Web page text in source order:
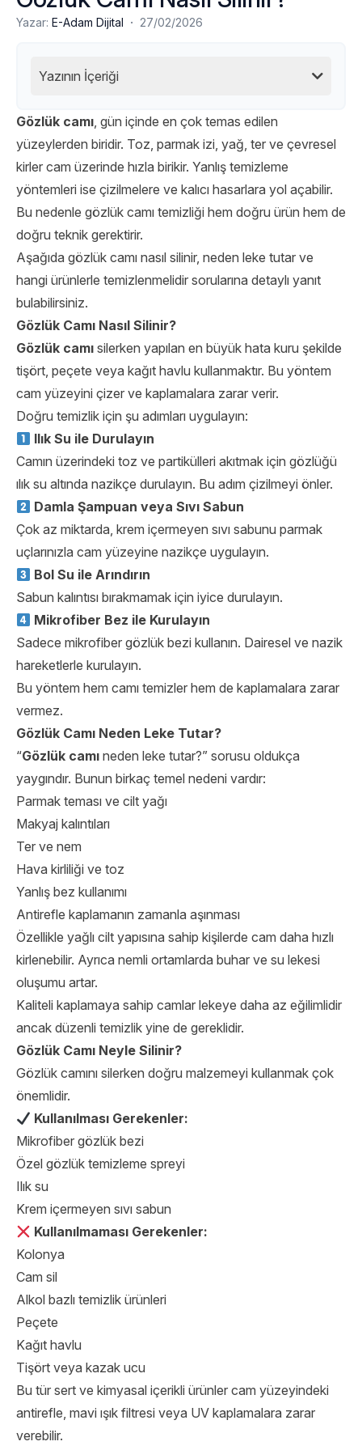
Yazar: E-Adam Dijital · 27/02/2026
Yazının İçeriği
Gözlük camı, gün içinde en çok temas edilen
yüzeylerden biridir. Toz, parmak izi, yağ, ter ve çevresel
kirler cam üzerinde hızla birikir. Yanlış temizleme
yöntemleri ise çizilmelere ve kalıcı hasarlara yol açabilir.
Bu nedenle gözlük camı temizliği hem doğru ürün hem de
doğru teknik gerektirir.
Aşağıda gözlük camı nasıl silinir, neden leke tutar ve
hangi ürünlerle temizlenmelidir sorularına detaylı yanıt
bulabilirsiniz.
Gözlük Camı Nasıl Silinir?
Gözlük camı silerken yapılan en büyük hata kuru şekilde
tişört, peçete veya kağıt havlu kullanmaktır. Bu yöntem
cam yüzeyini çizer ve kaplamalara zarar verir.
Doğru temizlik için şu adımları uygulayın:
Ilık Su ile Durulayın
Camın üzerindeki toz ve partikülleri akıtmak için gözlüğü
ılık su altında nazikçe durulayın. Bu adım çizilmeyi önler.
Damla Şampuan veya Sıvı Sabun
Çok az miktarda, krem içermeyen sıvı sabunu parmak
uçlarınızla cam yüzeyine nazikçe uygulayın.
Bol Su ile Arındırın
Sabun kalıntısı bırakmamak için iyice durulayın.
Mikrofiber Bez ile Kurulayın
Sadece mikrofiber gözlük bezi kullanın. Dairesel ve nazik
hareketlerle kurulayın.
Bu yöntem hem camı temizler hem de kaplamalara zarar
vermez.
Gözlük Camı Neden Leke Tutar?
“Gözlük camı neden leke tutar?” sorusu oldukça
yaygındır. Bunun birkaç temel nedeni vardır:
Parmak teması ve cilt yağı
Makyaj kalıntıları
Ter ve nem
Hava kirliliği ve toz
Yanlış bez kullanımı
Antirefle kaplamanın zamanla aşınması
Özellikle yağlı cilt yapısına sahip kişilerde cam daha hızlı
kirlenebilir. Ayrıca nemli ortamlarda buhar ve su lekesi
oluşumu artar.
Kaliteli kaplamaya sahip camlar lekeye daha az eğilimlidir
ancak düzenli temizlik yine de gereklidir.
Gözlük Camı Neyle Silinir?
Gözlük camını silerken doğru malzemeyi kullanmak çok
önemlidir.
Kullanılması Gerekenler:
Mikrofiber gözlük bezi
Özel gözlük temizleme spreyi
Ilık su
Krem içermeyen sıvı sabun
Kullanılmaması Gerekenler:
Kolonya
Cam sil
Alkol bazlı temizlik ürünleri
Peçete
Kağıt havlu
Tişört veya kazak ucu
Bu tür sert ve kimyasal içerikli ürünler cam yüzeyindeki
antirefle, mavi ışık filtresi veya UV kaplamalara zarar
verebilir.